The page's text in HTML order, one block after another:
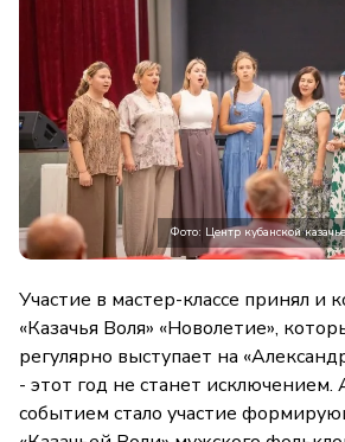
Фото: Центр кубанской
Участие в мастер-классе принял и
«Казачья Воля» «Новолетие»,
регулярно выступает на
- этот год не станет исключением.
событием стало участие